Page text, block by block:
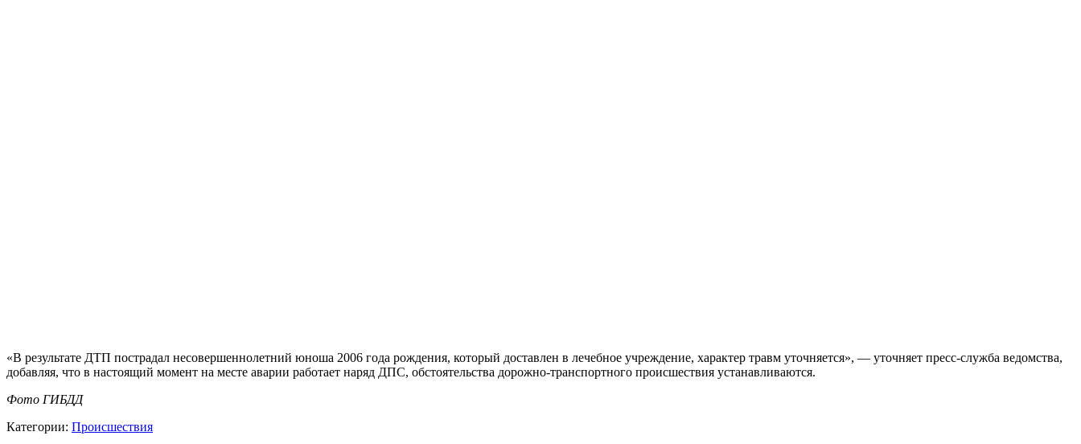
«В результате ДТП пострадал несовершеннолетний юноша 2006 года рождения, который доставлен в лечебное учреждение, характер травм уточняется», — уточняет пресс-служба ведомства,
добавляя, что в настоящий момент на месте аварии работает наряд ДПС, обстоятельства дорожно-транспортного происшествия устанавливаются.
Фото ГИБДД
Категории: Происшествия